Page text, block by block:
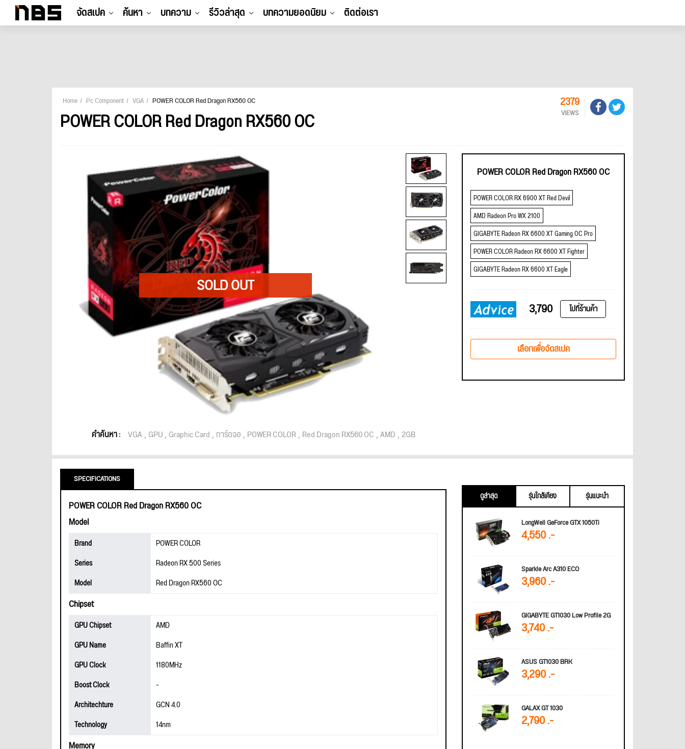
จัดสเปค ค้นหา บทความ รีวิวล่าสุด บทความยอดนิยม ติดต่อเรา
Home Pc Component VGA POWER COLOR Red Dragon RX560 OC
POWER COLOR Red Dragon RX560 OC
2379
VIEWS
คำค้นหา : VGA GPU Graphic Card การ์ดจอ POWER COLOR Red Dragon RX560 OC AMD 2GB
POWER COLOR Red Dragon RX560 OC
POWER COLOR RX 6900 XT Red Devil
AMD Radeon Pro WX 2100
GIGABYTE Radeon RX 6600 XT Gaming OC Pro
POWER COLOR Radeon RX 6600 XT Fighter
GIGABYTE Radeon RX 6600 XT Eagle
3,790 ไปที่ร้านค้า
เลือกเพื่อจัดสเปค
SPECIFICATIONS
POWER COLOR Red Dragon RX560 OC
Model
Brand
POWER COLOR
Series
Radeon RX 500 Series
Model
Red Dragon RX560 OC
Chipset
GPU Chipset
AMD
GPU Name
Baffin XT
GPU Clock
1180MHz
Boost Clock
-
Architechture
GCN 4.0
Technology
14nm
ดูล่าสุด รุ่นใกล้เคียง
รุ่นแนะนำ
LongWell GeForce GTX 1050Ti
4,550 .-
Sparkle Arc A310 ECO
3,960 .-
GIGABYTE GT1030 Low Profile 2G
3,740 .-
ASUS GT1030 BRK
3,290 .-
GALAX GT 1030
2,790 .-